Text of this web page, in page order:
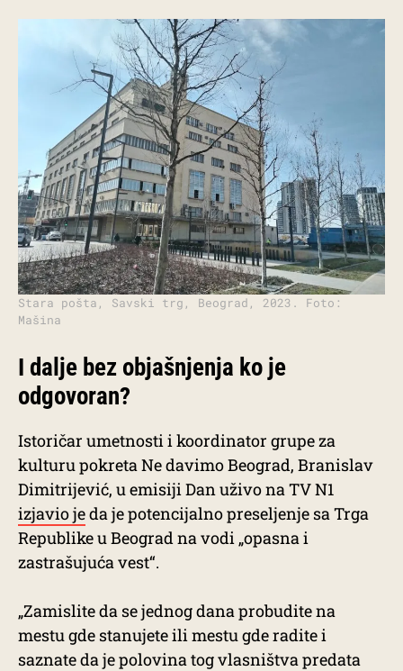
Stara pošta, Savski trg, Beograd, 2023. Foto:
Mašina
I dalje bez objašnjenja ko je
odgovoran?
Istoričar umetnosti i koordinator grupe za
kulturu pokreta Ne davimo Beograd, Branislav
Dimitrijević, u emisiji Dan uživo na TV N1
izjavio jeda je potencijalno preseljenje sa Trga
Republike u Beograd na vodi „opasna i
zastrašujuća vest“.
„Zamislite da se jednog dana probudite na
mestu gde stanujete ili mestu gde radite i
saznate da je polovina tog vlasništva predata